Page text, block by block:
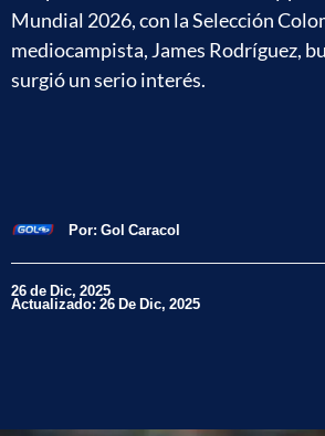
Mundial 2026, con la Selección
mediocampista, James Rodríguez,
surgió un serio interés.
Por: Gol Caracol
26 de Dic, 2025
Actualizado: 26 De Dic, 2025